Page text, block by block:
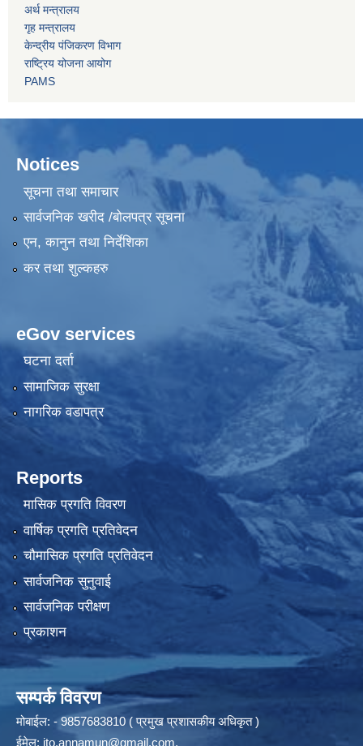
अर्थ मन्त्रालय
गृह मन्त्रालय
केन्द्रीय पंजिकरण विभाग
राष्ट्रिय योजना आयोग
PAMS
Notices
सूचना तथा समाचार
सार्वजनिक खरीद /बोलपत्र सूचना
एन, कानुन तथा निर्देशिका
कर तथा शुल्कहरु
eGov services
घटना दर्ता
सामाजिक सुरक्षा
नागरिक वडापत्र
Reports
मासिक प्रगति विवरण
वार्षिक प्रगति प्रतिवेदन
चौमासिक प्रगति प्रतिवेदन
सार्वजनिक सुनुवाई
सार्वजनिक परीक्षण
प्रकाशन
सम्पर्क विवरण
मोबाईल: - 9857683810 ( प्रमुख प्रशासकीय अधिकृत )
ईमेल: ito.annamun@gmail.com,